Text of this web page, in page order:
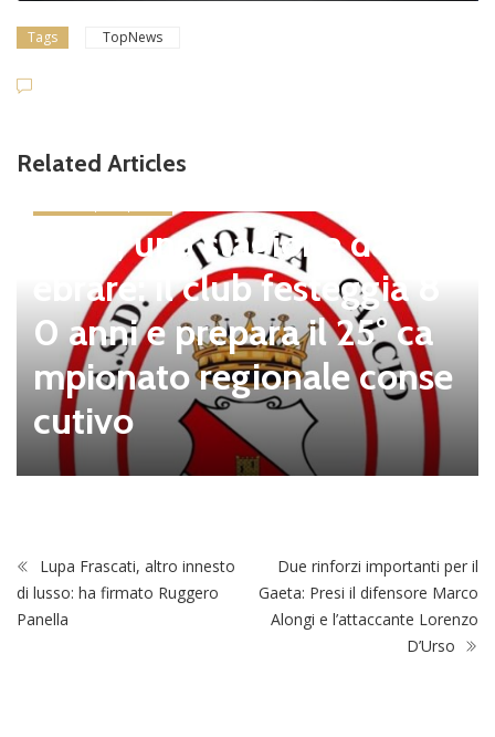
Tags TopNews
Related Articles
Tolfa, una stagione da cel
ebrare: il club festeggia 8
0 anni e prepara il 25° ca
mpionato regionale conse
cutivo
Lupa Frascati, altro innesto
di lusso: ha firmato Ruggero
Panella
Due rinforzi importanti per il
Gaeta: Presi il difensore Marco
Alongi e l’attaccante Lorenzo
D’Urso